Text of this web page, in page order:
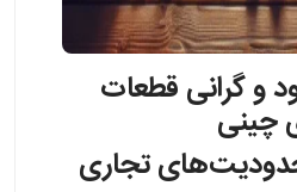
و گرانی قطعات
چینی